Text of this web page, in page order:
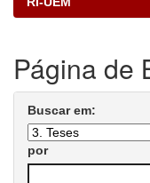
Página de
Buscar em:
por